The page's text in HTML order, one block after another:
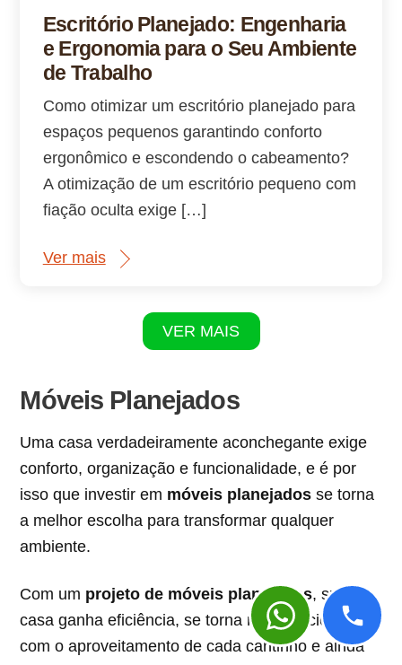
Escritório Planejado: Engenharia
e Ergonomia para o Seu Ambiente
de Trabalho
Como otimizar um escritório planejado para
espaços pequenos garantindo conforto
ergonômico e escondendo o cabeamento?
A otimização de um escritório pequeno com
fiação oculta exige […]
Ver mais
VER MAIS
Móveis Planejados
Uma casa verdadeiramente aconchegante exige
conforto, organização e funcionalidade, e é por
isso que investir em móveis planejados se torna
a melhor escolha para transformar qualquer
ambiente.
Com um projeto de móveis planejados, sua
casa ganha eficiência, se torna mais funcional
com o aproveitamento de cada cantinho e ainda